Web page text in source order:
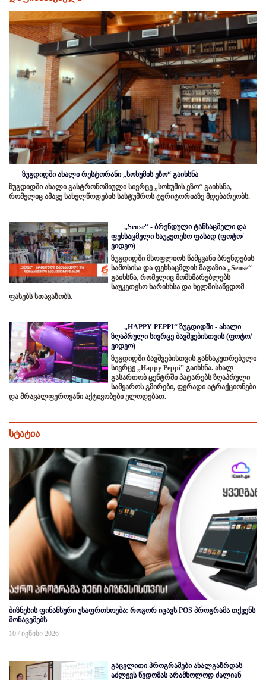
ზუგდიდში ახალი რესტორანი „სოხუმის ეზო“ გაიხსნა
ზუგდიდში ახალი გასტრონომიული სივრცე „სოხუმის ეზო“ გაიხსნა,
რომელიც ამავე სახელწოდების სასტუმროს ტერიტორიაზე მდებარეობს.
„Sense“ - ბრენდული ტანსაცმელი და
ფეხსაცმელი საუკეთესო ფასად (ფოტო/
ვიდეო)
ზუგდიდში მსოფლიოს წამყვანი ბრენდების
სამოსისა და ფეხსაცმლის მაღაზია „Sense“
გაიხსნა, რომელიც მომხმარებლებს
საუკეთესო ხარისხსა და ხელმისაწვდომ
ფასებს სთავაზობს.
„HAPPY PEPPI“ ზუგდიდში - ახალი
ზღაპრული სივრცე ბავშვებისთვის (ფოტო/
ვიდეო)
ზუგდიდში ბავშვებისთვის განსაკუთრებული
სივრცე „Happy Peppi” გაიხსნა. ახალ
გასართობ ცენტრში პატარებს ზღაპრული
სამყაროს გმირები, ფერადი ატრაქციონები
და მრავალფეროვანი აქტივობები ელოდებათ.
სტატია
ბიზნესის ფინანსური უსაფრთხოება: როგორ იცავს POS პროგრამა თქვენს
მონაცემებს
10 / ივნისი 2026
გაცვლითი პროგრამები ახალგაზრდას
აძლევს წვდომას არამხოლოდ ძალიან